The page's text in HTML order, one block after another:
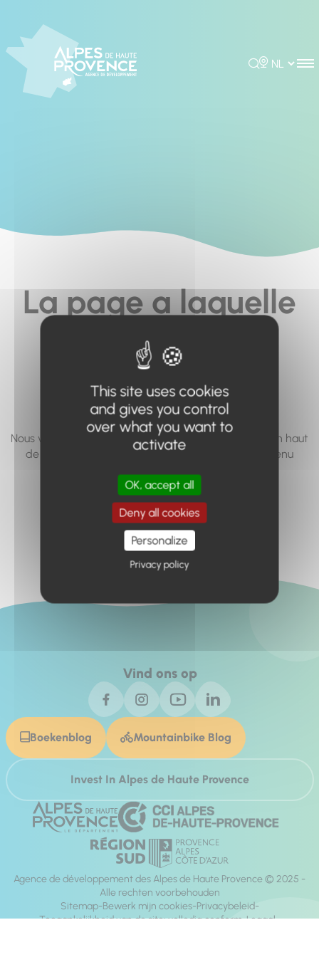
Rechercher
Choisir la
La page a laquelle
vous cherchez à
accéder n'existe
pas... ou plus.
Nous vous invitons à utiliser le moteur de recherche en haut
de page, ou à utiliser le menu pour trouver le contenu
Retour à l'accueil
Vind ons op
Boekenblog Mountainbike Blog
Invest In Alpes de Haute Provence
Agence de développement des Alpes de Haute Provence © 2025 -
Alle rechten voorbehouden
Sitemap Bewerk mijn cookies Privacybeleid
Toegankelijkheid van de site: volledig conform Legaal
This site uses cookies
and gives you control
over what you want to
activate
OK, accept all
Deny all cookies
Personalize
Privacy policy